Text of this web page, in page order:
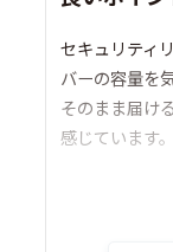
セキュリティ
バーの容量を
そのまま届け
感じています。